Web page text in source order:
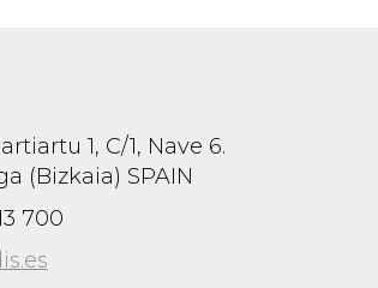
1, C/1, Nave 6.
(Bizkaia) SPAIN
700